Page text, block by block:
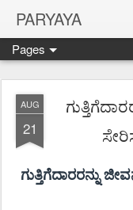
PARYAYA
Pages
AUG
21
ಗುತ್ತಿಗೆದಾರರನ್ನು